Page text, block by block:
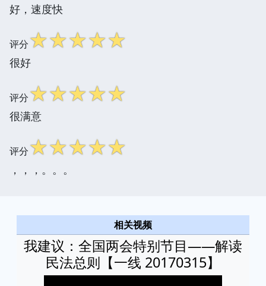
好，速度快
评分☆☆☆☆☆
很好
评分☆☆☆☆☆
很满意
评分☆☆☆☆☆
，，，。。。
相关视频
我建议：全国两会特别节目——解读
民法总则【一线 20170315】